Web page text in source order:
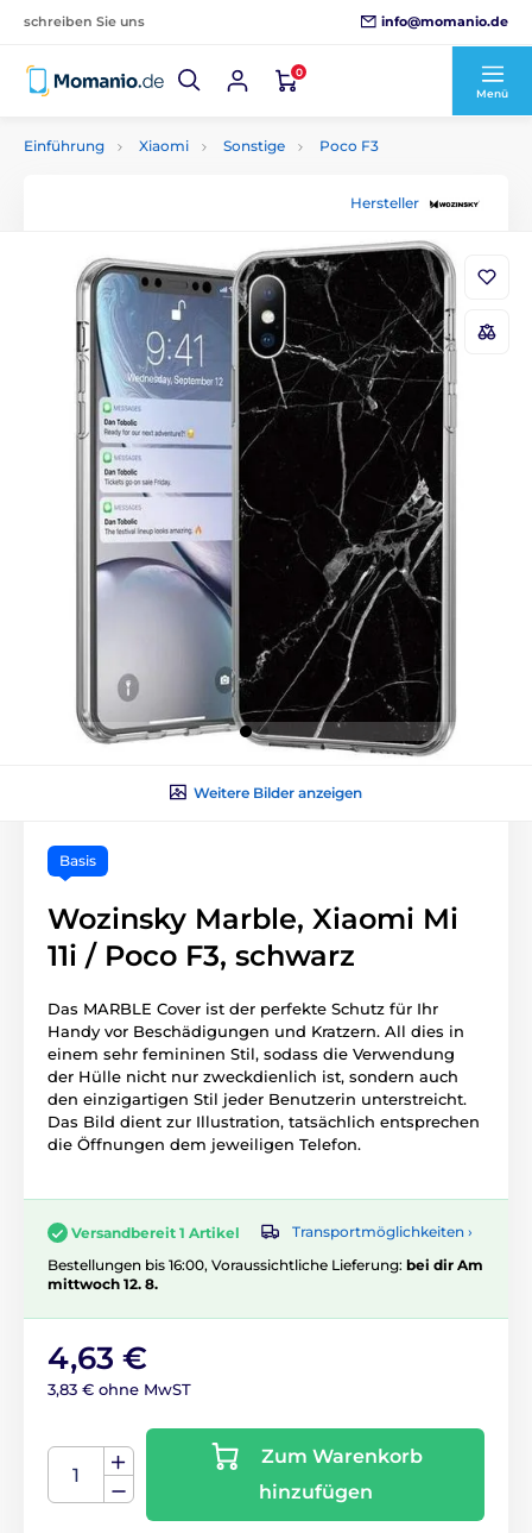
schreiben Sie uns info@momanio.de
0
Menü
Einführung Xiaomi Sonstige Poco F3
Hersteller
Weitere Bilder anzeigen
Basis
Wozinsky Marble, Xiaomi Mi
11i / Poco F3, schwarz
Das MARBLE Cover ist der perfekte Schutz für Ihr
Handy vor Beschädigungen und Kratzern. All dies in
einem sehr femininen Stil, sodass die Verwendung
der Hülle nicht nur zweckdienlich ist, sondern auch
den einzigartigen Stil jeder Benutzerin unterstreicht.
Das Bild dient zur Illustration, tatsächlich entsprechen
die Öffnungen dem jeweiligen Telefon.
Versandbereit 1 Artikel
Transportmöglichkeiten ›
Bestellungen bis 16:00, Voraussichtliche Lieferung: bei dir Am
mittwoch 12. 8.
4,63 €
3,83 € ohne MwST
Zum Warenkorb
hinzufügen